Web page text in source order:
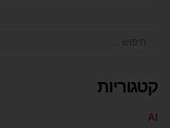
קטגוריות
AI